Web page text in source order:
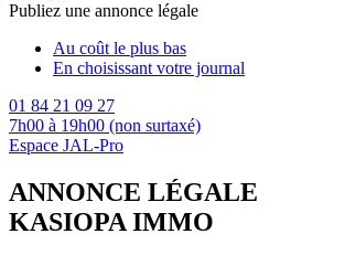
Publiez une annonce légale
Au coût le plus bas
En choisissant votre journal
01 84 21 09 27
7h00 à 19h00 (non surtaxé)
Espace JAL-Pro
ANNONCE LÉGALE
KASIOPA IMMO